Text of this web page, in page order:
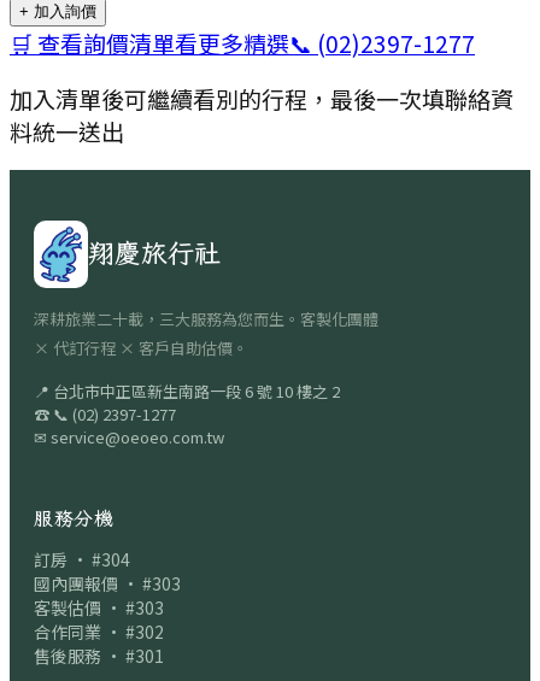
+ 加入詢價
🛒 查看詢價清單看更多精選📞 (02)2397-1277
加入清單後可繼續看別的行程，最後一次填聯絡資
料統一送出
翔慶旅行社
深耕旅業二十載，三大服務為您而生。客製化團體
× 代訂行程 × 客戶自助估價。
📍 台北市中正區新生南路一段 6 號 10 樓之 2
☎ 📞 (02) 2397-1277
✉ service@oeoeo.com.tw
服務分機
訂房 · #304
國內團報價 · #303
客製估價 · #303
合作同業 · #302
售後服務 · #301